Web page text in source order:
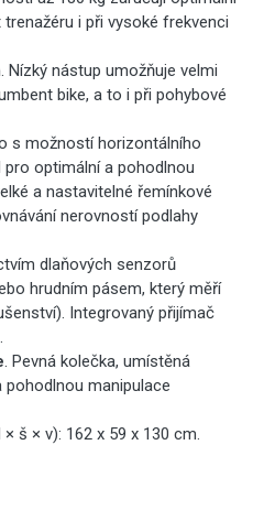
i při vysoké frekvenci
. Nízký nástup umožňuje velmi
bike, a to i při pohybové
s možností horizontálního
optimální a pohodlnou
a nastavitelné řemínkové
nerovností podlahy
dlaňových senzorů
hrudním pásem, který měří
Integrovaný přijímač
. Pevná kolečka, umístěná
pohodlnou manipulace
š × v): 162 x 59 x 130 cm.